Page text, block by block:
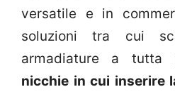
versatile e in
soluzioni tra cui
armadiature a tutta
nicchie in cui inserire